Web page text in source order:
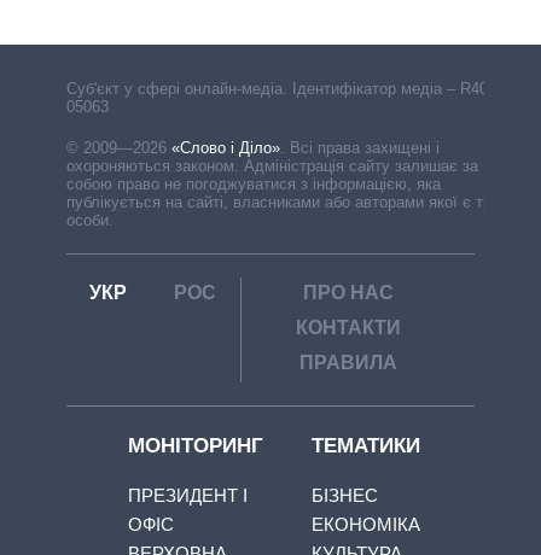
Cуб'єкт у сфері онлайн-медіа. Ідентифікатор медіа – R40-
05063
© 2009—2026 «Слово і Діло». Всі права захищені і
охороняються законом. Адміністрація сайту залишає за
собою право не погоджуватися з інформацією, яка
публікується на сайті, власниками або авторами якої є треті
особи.
УКР РОС
ПРО НАС
КОНТАКТИ
ПРАВИЛА
МОНІТОРИНГ
ПРЕЗИДЕНТ І
ОФІС
ТЕМАТИКИ
БІЗНЕС
ЕКОНОМІКА